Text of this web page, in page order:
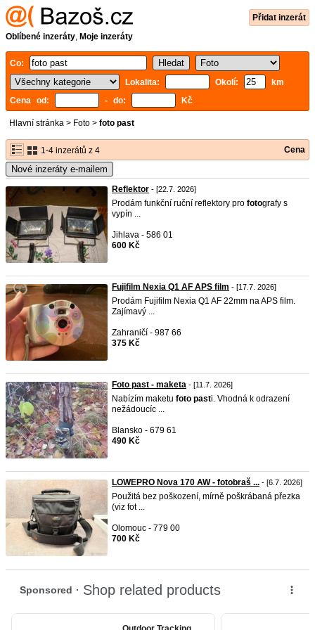
Přidat inzerát
Oblíbené inzeráty, Moje inzeráty
Co:
Lokalita:
Okolí:
km
Cena od:
- do: Kč
Hlavní stránka > Foto > foto past
1-4 inzerátů z 4 Cena
Nové inzeráty e-mailem
Reflektor - [22.7. 2026]
Prodám funkční ruční reflektory pro fotografy s
vypín ...
Jihlava - 586 01
600 Kč
Fujifilm Nexia Q1 AF APS film - [17.7. 2026]
Prodám Fujifilm Nexia Q1 AF 22mm na APS film.
Zajímavý ...
Zahraničí - 987 66
375 Kč
Foto past - maketa - [11.7. 2026]
Nabízím maketu foto pasti. Vhodná k odrazení
nežádoucíc ...
Blansko - 679 61
490 Kč
LOWEPRO Nova 170 AW - fotobraš ... - [6.7. 2026]
Použitá bez poškození, mírně poškrábaná přezka
(viz fot ...
Olomouc - 779 00
700 Kč